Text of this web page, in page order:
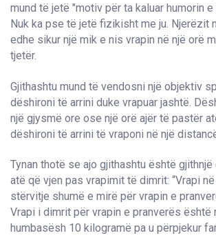
mund të jetë "motiv për ta kaluar humorin
Nuk ka pse të jetë fizikisht me ju. Njerëzit
edhe sikur një mik e nis vrapin në një orë
tjetër.
Gjithashtu mund të vendosni një objektiv
dëshironi të arrini duke vrapuar jashtë.
një gjysmë ore ose një orë ajër të pastër
dëshironi të arrini të vraponi në një
Tynan thotë se ajo gjithashtu është gjithnjë
atë që vjen pas vrapimit të dimrit: “Vrapi
stërvitje shumë e mirë për vrapin e
Vrapi i dimrit për vrapin e pranverës është
humbasësh 10 kilogramë pa u përpjekur